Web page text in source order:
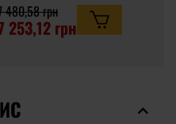
480,58 грн
253,12 грн